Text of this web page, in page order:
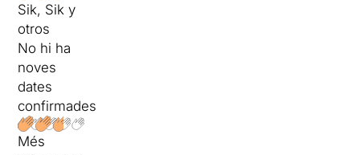
Sik, Sik y
otros
No hi ha
noves
dates
confirmades
Més